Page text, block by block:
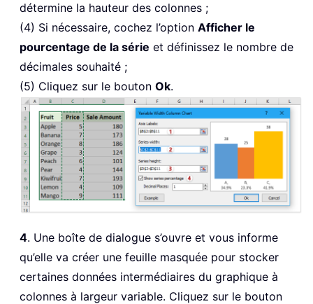
détermine la hauteur des colonnes ;
(4) Si nécessaire, cochez l’option Afficher le
pourcentage de la série et définissez le nombre de
décimales souhaité ;
(5) Cliquez sur le bouton Ok.
4. Une boîte de dialogue s’ouvre et vous informe
qu’elle va créer une feuille masquée pour stocker
certaines données intermédiaires du graphique à
colonnes à largeur variable. Cliquez sur le bouton